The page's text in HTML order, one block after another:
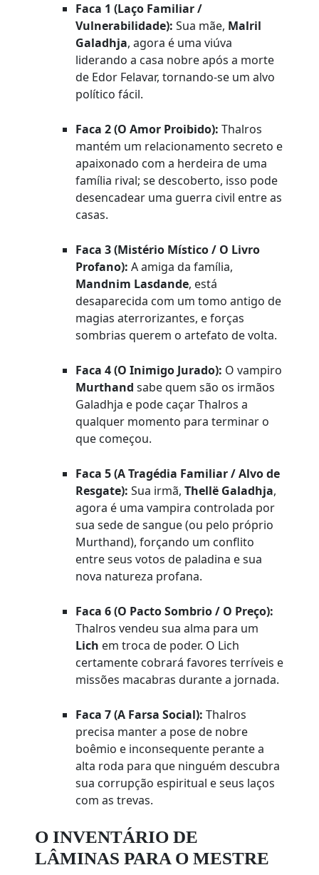
Faca 1 (Laço Familiar /
Vulnerabilidade): Sua mãe, Malril
Galadhja, agora é uma viúva
liderando a casa nobre após a morte
de Edor Felavar, tornando-se um alvo
político fácil.
Faca 2 (O Amor Proibido): Thalros
mantém um relacionamento secreto e
apaixonado com a herdeira de uma
família rival; se descoberto, isso pode
desencadear uma guerra civil entre as
casas.
Faca 3 (Mistério Místico / O Livro
Profano): A amiga da família,
Mandnim Lasdande, está
desaparecida com um tomo antigo de
magias aterrorizantes, e forças
sombrias querem o artefato de volta.
Faca 4 (O Inimigo Jurado): O vampiro
Murthand sabe quem são os irmãos
Galadhja e pode caçar Thalros a
qualquer momento para terminar o
que começou.
Faca 5 (A Tragédia Familiar / Alvo de
Resgate): Sua irmã,Thellë Galadhja,
agora é uma vampira controlada por
sua sede de sangue (ou pelo próprio
Murthand), forçando um conflito
entre seus votos de paladina e sua
nova natureza profana.
Faca 6 (O Pacto Sombrio / O Preço):
Thalros vendeu sua alma para um
Lich em troca de poder. O Lich
certamente cobrará favores terríveis e
missões macabras durante a jornada.
Faca 7 (A Farsa Social): Thalros
precisa manter a pose de nobre
boêmio e inconsequente perante a
alta roda para que ninguém descubra
sua corrupção espiritual e seus laços
com as trevas.
O INVENTÁRIO DE
LÂMINAS PARA O MESTRE